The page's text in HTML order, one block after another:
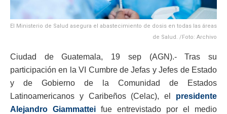
El Ministerio de Salud asegura el abastecimiento de dosis en todas las áreas
de Salud. /Foto: Archivo
Ciudad de Guatemala, 19 sep (AGN).- Tras su
participación en la VI Cumbre de Jefas y Jefes de Estado
y de Gobierno de la Comunidad de Estados
Latinoamericanos y Caribeños (Celac), el presidente
Alejandro Giammattei fue entrevistado por el medio